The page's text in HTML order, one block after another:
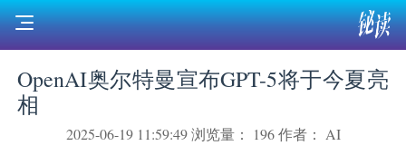
OpenAI奥尔特曼宣布GPT-5将于今夏亮
相
2025-06-19 11:59:49 浏览量： 196 作者： AI